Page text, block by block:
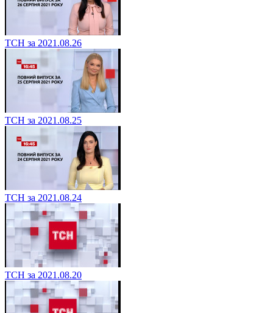
ТСН за 2021.08.26
ТСН за 2021.08.25
ТСН за 2021.08.24
ТСН за 2021.08.20